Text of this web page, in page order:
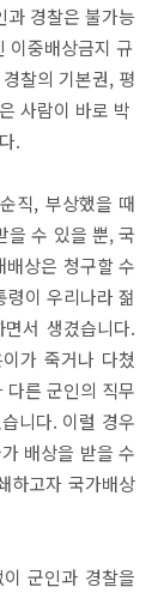
과 경찰은 불가능
이중배상금지 규
찰의 기본권, 평
사람이 바로 박
.
직, 부상했을 때
을 수 있을 뿐, 국
상은 청구할 수
이 우리나라 젊
서 생겼습니다.
가 죽거나 다쳤
다른 군인의 직무
니다. 이럴 경우
배상을 받을 수
하고자 국가배상
군인과 경찰을